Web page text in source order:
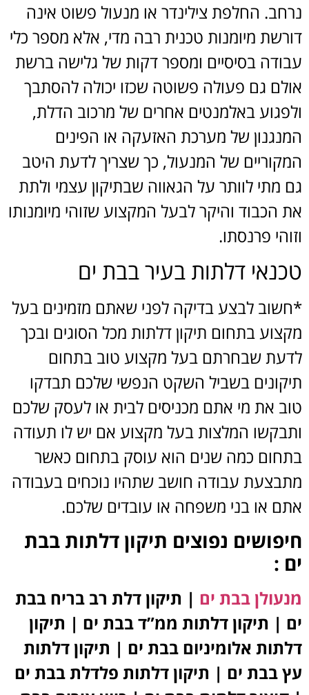
נרחב. החלפת צילינדר או מנעול פשוט אינה
דורשת מיומנות טכנית רבה מדי, אלא מספר כלי
עבודה בסיסיים ומספר דקות של גלישה ברשת
אולם גם פעולה פשוטה שכזו יכולה להסתבך
ולפגוע באלמנטים אחרים של מרכוב הדלת,
המנגנון של מערכת האזעקה או הפינים
המקוריים של המנעול, כך שצריך לדעת היטב
גם מתי לוותר על הגאווה שבתיקון עצמי ולתת
את הכבוד והיקר לבעל המקצוע שזוהי מיומנותו
וזוהי פרנסתו.
טכנאי דלתות בעיר בבת ים
*חשוב לבצע בדיקה לפני שאתם מזמינים בעל
מקצוע בתחום תיקון דלתות מכל הסוגים ובכך
לדעת שבחרתם בעל מקצוע טוב בתחום
תיקונים בשביל השקט הנפשי שלכם תבדקו
טוב את מי אתם מכניסים לבית או לעסק שלכם
ותבקשו המלצות בעל מקצוע אם יש לו תעודה
בתחום כמה שנים הוא עוסק בתחום כאשר
מתבצעת עבודה חושב שתהיו נוכחים בעבודה
אתם או בני משפחה או עובדים שלכם.
חיפושים נפוצים תיקון דלתות בבת
ים :
מנעולן בבת ים | תיקון דלת רב בריח בבת
ים | תיקון דלתות ממ”ד בבת ים | תיקון
דלתות אלומיניום בבת ים | תיקון דלתות
עץ בבת ים | תיקון דלתות פלדלת בבת ים